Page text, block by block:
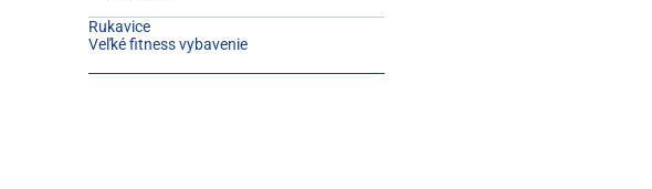
Rukavice
Veľké fitness vybavenie